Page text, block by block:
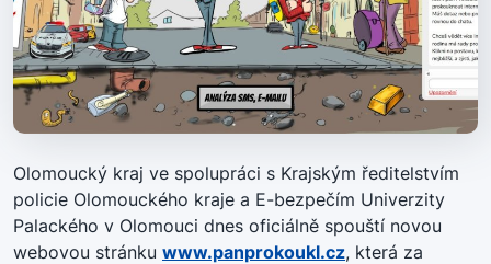
Olomoucký kraj ve spolupráci s Krajským ředitelstvím
policie Olomouckého kraje a E-bezpečím Univerzity
Palackého v Olomouci dnes oficiálně spouští novou
webovou stránku www.panprokoukl.cz, která za